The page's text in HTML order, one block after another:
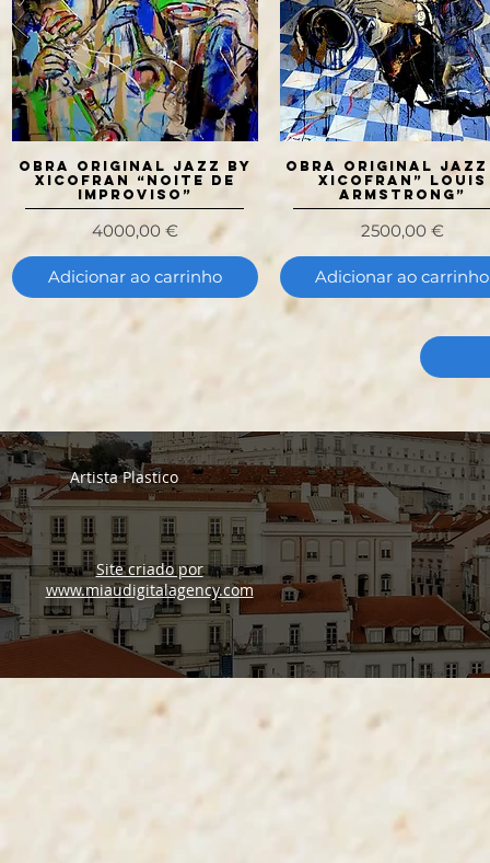
Visualização rápida
OBRA ORIGINAL JAZZ BY
XICOFRAN “NOITE DE
IMPROVISO”
Preço
4000,00 €
Adicionar ao carrinho
Visualização rápida
OBRA ORIGINAL
XICOFRAN” LOUIS
ARMSTRONG”
Preço
2500,00 €
Adicionar ao carrinho
Artista Plastico
Site criado por
www.miaudigitalagency.com